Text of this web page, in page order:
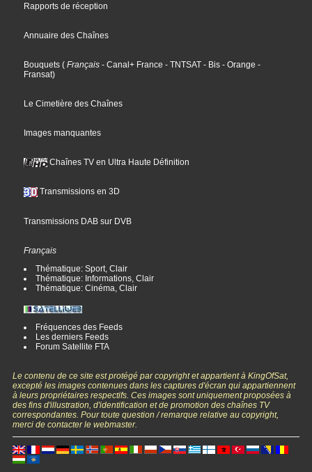
Rapports de réception
Annuaire des Chaînes
Bouquets ( Français - Canal+ France - TNTSAT - Bis - Orange -
Fransat)
Le Cimetière des Chaînes
Images manquantes
Chaînes TV en Ultra Haute Définition
Transmissions en 3D
Transmissions DAB sur DVB
Français
Thématique: Sport, Clair
Thématique: Informations, Clair
Thématique: Cinéma, Clair
Fréquences des Feeds
Les derniers Feeds
Forum Satellite FTA
Le contenu de ce site est protégé par copyright et appartient à KingOfSat,
excepté les images contenues dans les captures d'écran qui appartiennent
à leurs propriétaires respectifs. Ces images sont uniquement proposées à
des fins d'illustration, d'identification et de promotion des chaînes TV
correspondantes. Pour toute question / remarque relative au copyright,
merci de contacter le webmaster.